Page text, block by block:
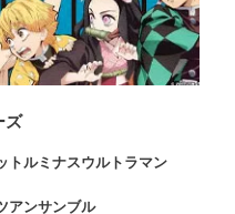
ズ
トルミナスウルトラマン
アンサンブル